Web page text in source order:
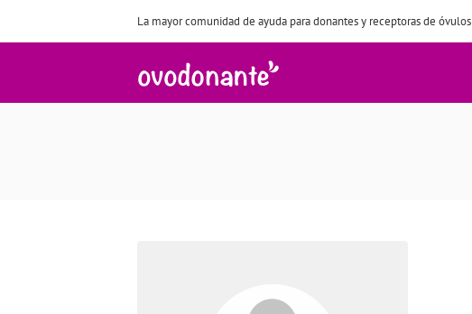
La mayor comunidad de ayuda para donantes y receptoras de óvulos